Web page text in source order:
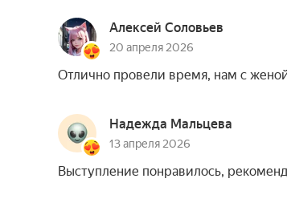
Алексей Соловьев
20 апреля 2026
Отлично провели время, нам с
Надежда Мальцева
13 апреля 2026
Выступление понравилось,